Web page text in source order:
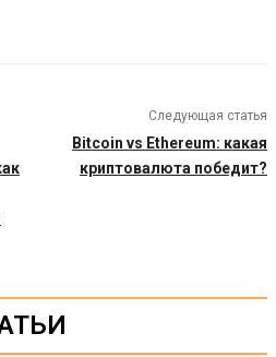
Следующая статья
Bitcoin vs Ethereum: какая
криптовалюта победит?